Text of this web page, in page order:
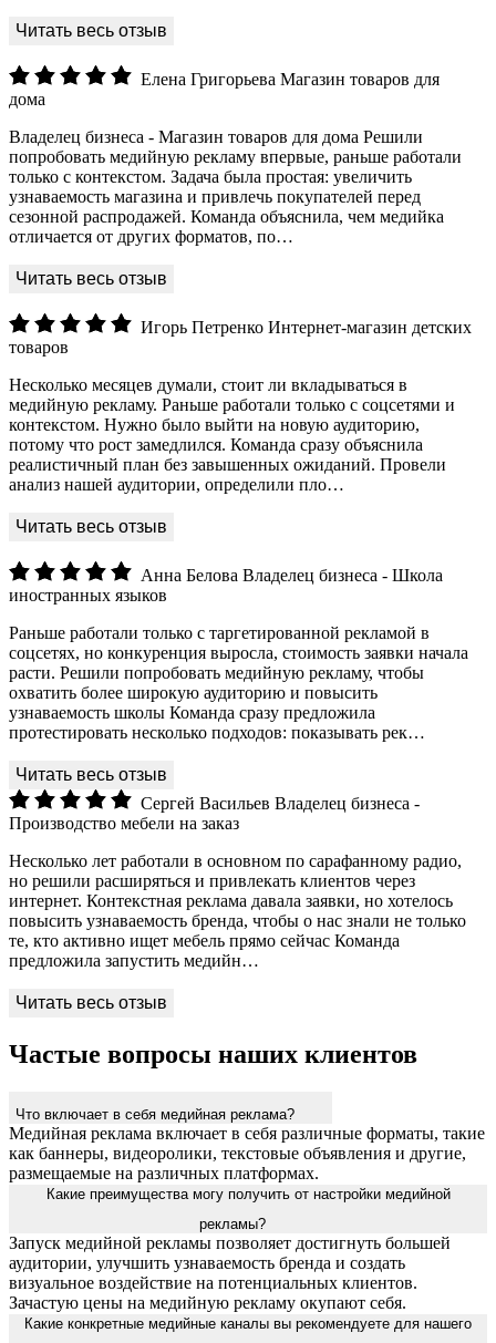
Елена Григорьева Магазин товаров для
дома
Владелец бизнеса - Магазин товаров для дома Решили
попробовать медийную рекламу впервые, раньше работали
только с контекстом. Задача была простая: увеличить
узнаваемость магазина и привлечь покупателей перед
сезонной распродажей. Команда объяснила, чем медийка
отличается от других форматов, по…
Игорь Петренко Интернет-магазин детских
товаров
Несколько месяцев думали, стоит ли вкладываться в
медийную рекламу. Раньше работали только с соцсетями и
контекстом. Нужно было выйти на новую аудиторию,
потому что рост замедлился. Команда сразу объяснила
реалистичный план без завышенных ожиданий. Провели
анализ нашей аудитории, определили пло…
Анна Белова Владелец бизнеса - Школа
иностранных языков
Раньше работали только с таргетированной рекламой в
соцсетях, но конкуренция выросла, стоимость заявки начала
расти. Решили попробовать медийную рекламу, чтобы
охватить более широкую аудиторию и повысить
узнаваемость школы Команда сразу предложила
протестировать несколько подходов: показывать рек…
Сергей Васильев Владелец бизнеса -
Производство мебели на заказ
Несколько лет работали в основном по сарафанному радио,
но решили расширяться и привлекать клиентов через
интернет. Контекстная реклама давала заявки, но хотелось
повысить узнаваемость бренда, чтобы о нас знали не только
те, кто активно ищет мебель прямо сейчас Команда
предложила запустить медийн…
Частые вопросы наших клиентов
Что включает в себя медийная реклама?
Медийная реклама включает в себя различные форматы, такие
как баннеры, видеоролики, текстовые объявления и другие,
размещаемые на различных платформах.
Какие преимущества могу получить от настройки медийной
рекламы?
Запуск медийной рекламы позволяет достигнуть большей
аудитории, улучшить узнаваемость бренда и создать
визуальное воздействие на потенциальных клиентов.
Зачастую цены на медийную рекламу окупают себя.
Какие конкретные медийные каналы вы рекомендуете для нашего